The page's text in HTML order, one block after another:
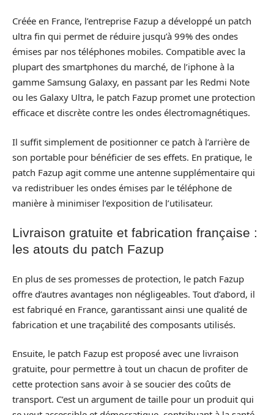
Créée en France, l’entreprise Fazup a développé un patch
ultra fin qui permet de réduire jusqu’à 99% des ondes
émises par nos téléphones mobiles. Compatible avec la
plupart des smartphones du marché, de l’iphone à la
gamme Samsung Galaxy, en passant par les Redmi Note
ou les Galaxy Ultra, le patch Fazup promet une protection
efficace et discrète contre les ondes électromagnétiques.
Il suffit simplement de positionner ce patch à l’arrière de
son portable pour bénéficier de ses effets. En pratique, le
patch Fazup agit comme une antenne supplémentaire qui
va redistribuer les ondes émises par le téléphone de
manière à minimiser l’exposition de l’utilisateur.
Livraison gratuite et fabrication française :
les atouts du patch Fazup
En plus de ses promesses de protection, le patch Fazup
offre d’autres avantages non négligeables. Tout d’abord, il
est fabriqué en France, garantissant ainsi une qualité de
fabrication et une traçabilité des composants utilisés.
Ensuite, le patch Fazup est proposé avec une livraison
gratuite, pour permettre à tout un chacun de profiter de
cette protection sans avoir à se soucier des coûts de
transport. C’est un argument de taille pour un produit qui